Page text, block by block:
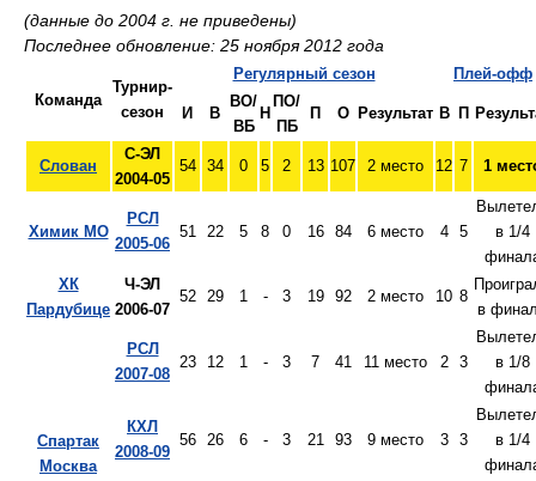
(данные до 2004 г. не приведены)
Последнее обновление: 25 ноября 2012 года
Команда
Турнир-
сезон
Регулярный сезон Плей-офф
И В
ВО/
ВБ
Н
ПО/
ПБ
П О Результат В П
Слован
С-ЭЛ
2004-05
54 34 0 5 2 13 107 2 место 12 7 1
Химик МО
РСЛ
2005-06
51 22 5 8 0 16 84 6 место 4 5
в 1/4
ХК
Пардубице
Ч-ЭЛ
2006-07
52 29 1 - 3 19 92 2 место 10 8
в
Спартак
Москва
РСЛ
2007-08
23 12 1 - 3 7 41 11 место 2 3
в 1/8
КХЛ
2008-09
56 26 6 - 3 21 93 9 место 3 3
в 1/4